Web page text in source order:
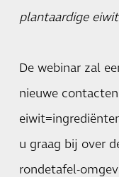
plantaardige
De webinar zal
nieuwe
u graag bij over
rondetafel-